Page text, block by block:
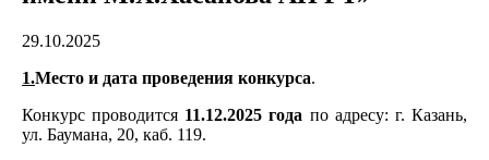
29.10.2025
1.Место и дата проведения конкурса.
Конкурс проводится 11.12.2025 года по адресу: г. Казань,
ул. Баумана, 20, каб. 119.